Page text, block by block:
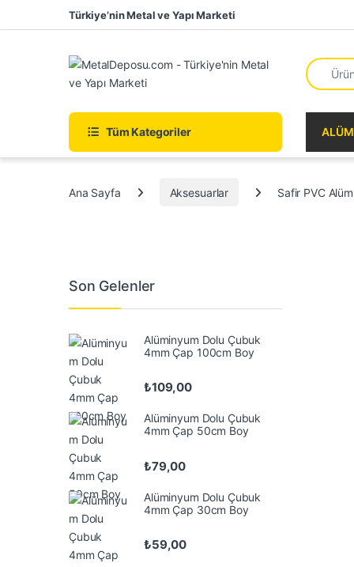
Skip to navigation
Skip to contentTürkiye’nin Metal ve Yapı Marketi
Search
Tüm Kategoriler
Ana Sayfa Aksesuarlar Safir PVC
Son Gelenler
Alüminyum Dolu Çubuk
4mm Çap 100cm Boy
₺109,00
Alüminyum Dolu Çubuk
4mm Çap 50cm Boy
₺79,00
Alüminyum Dolu Çubuk
4mm Çap 30cm Boy
₺59,00